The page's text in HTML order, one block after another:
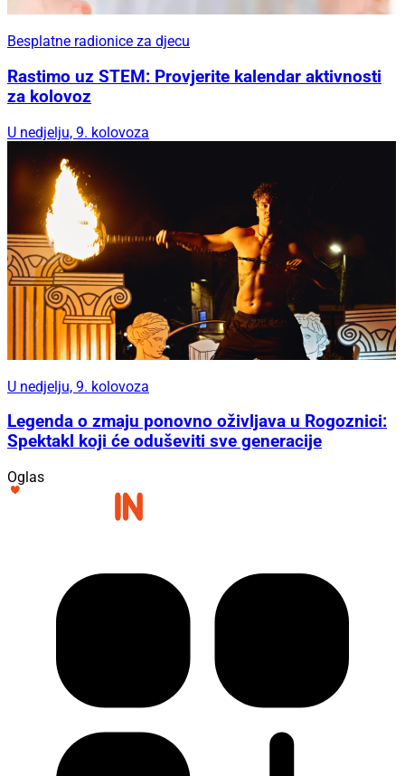
Besplatne radionice za djecu
Rastimo uz STEM: Provjerite kalendar aktivnosti
za kolovoz
U nedjelju, 9. kolovoza
U nedjelju, 9. kolovoza
Legenda o zmaju ponovno oživljava u Rogoznici:
Spektakl koji će oduševiti sve generacije
Oglas